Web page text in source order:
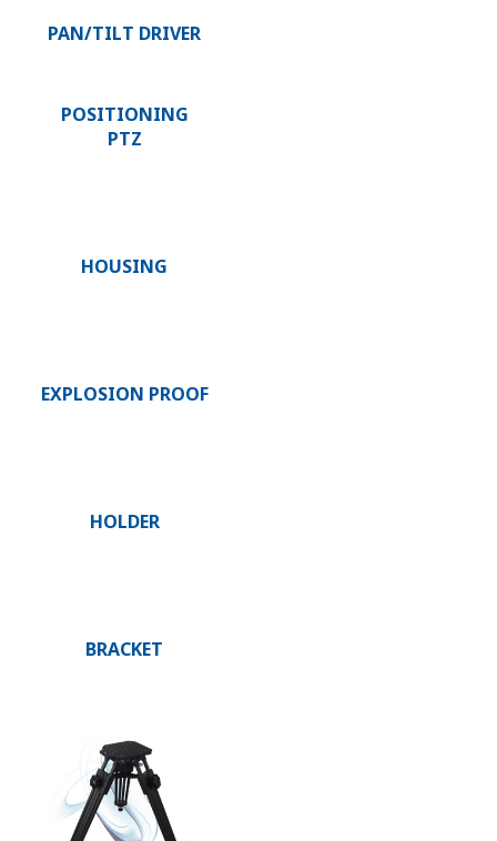
PAN/TILT DRIVER
POSITIONING
PTZ
HOUSING
EXPLOSION PROOF
HOLDER
BRACKET